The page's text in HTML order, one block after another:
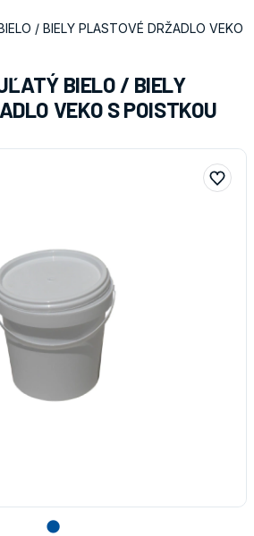
/ BIELY PLASTOVÉ DRŽADLO VEKO
BIELO / BIELY
VEKO S POISTKOU
lens